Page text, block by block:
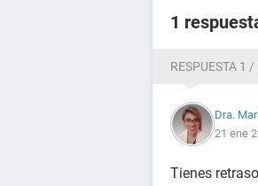
1
RESPUESTA 1 /
Dra.
21 ene
Tienes